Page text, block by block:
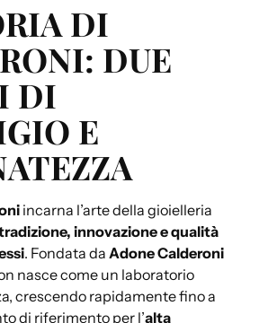
DI
DUE
DI
E
incarna l’arte della gioielleria
innovazione e qualità
. Fondata da Adone Calderoni
nasce come un laboratorio
crescendo rapidamente fino a
di riferimento per l’alta